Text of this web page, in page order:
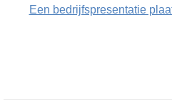
Een bedrijfspresentatie